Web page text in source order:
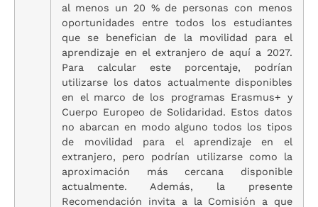
al menos un 20 % de personas con menos
oportunidades entre todos los estudiantes
que se benefician de la movilidad para el
aprendizaje en el extranjero de aquí a 2027.
Para calcular este porcentaje, podrían
utilizarse los datos actualmente disponibles
en el marco de los programas Erasmus+ y
Cuerpo Europeo de Solidaridad. Estos datos
no abarcan en modo alguno todos los tipos
de movilidad para el aprendizaje en el
extranjero, pero podrían utilizarse como la
aproximación más cercana disponible
actualmente. Además, la presente
Recomendación invita a la Comisión a que